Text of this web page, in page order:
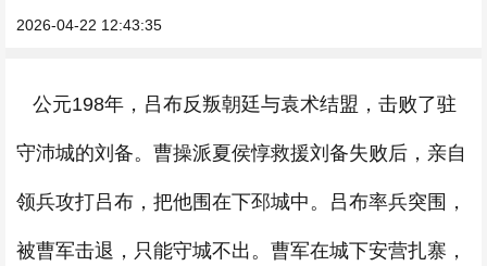
2026-04-22 12:43:35
公元198年，吕布反叛朝廷与袁术结盟，击败了驻
守沛城的刘备。曹操派夏侯惇救援刘备失败后，亲自
领兵攻打吕布，把他围在下邳城中。吕布率兵突围，
被曹军击退，只能守城不出。曹军在城下安营扎寨，